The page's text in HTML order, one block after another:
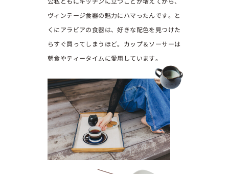
ヴィンテージ食器の魅力にハマったんです。と
くにアラビアの食器は、好きな配色を見つけた
らすぐ買ってしまうほど。カップ＆ソーサーは
朝食やティータイムに愛用しています。